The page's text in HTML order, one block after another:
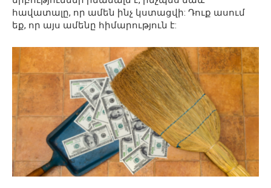
հավատալը, որ ամեն ինչ կստացվի: Դուք ասում
եք, որ այս ամենը հիմարություն է: